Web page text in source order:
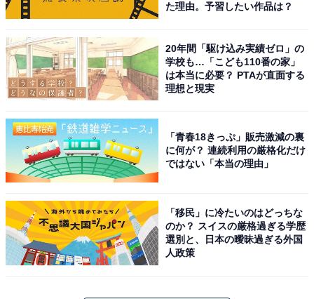
む、4つのキャンパスには最先端の教育・研究施設がそ
ろっており、99%以上という高い就職率と、比較的安い
学費も魅力の1つとなっています。
＞次ページ：20位までのランキング結果を見る
【おすすめ記事】
・
東海の高校生が選ぶ「志願したい大学」ランキング！ 2
位「名古屋大学」、1位は？ 【2022年】
た理由。予習したい作品は？
20年間「駆け込み実績ゼロ」の
学校も…「こども110番の家」
は本当に必要？ PTAが直面する
理想と現実
「青春18きっぷ」販売激減の裏
に何が？ 連続利用の厳格化だけ
ではない「本当の理由」
「移民」に冷たいのはどっちな
のか？ スイスの厳格過ぎる学歴
選別と、日本の曖昧過ぎる外国
人政策